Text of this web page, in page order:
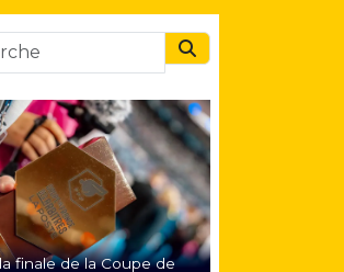
Search
finale de la Coupe de